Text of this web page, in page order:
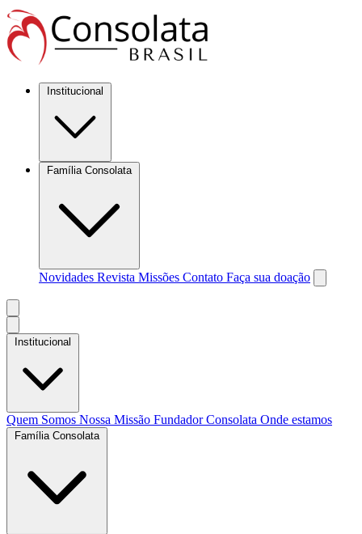
Institucional
Família Consolata
Novidades Revista Missões Contato Faça sua doação
Institucional
Quem Somos Nossa Missão FundadorConsolata Onde estamos
Família Consolata